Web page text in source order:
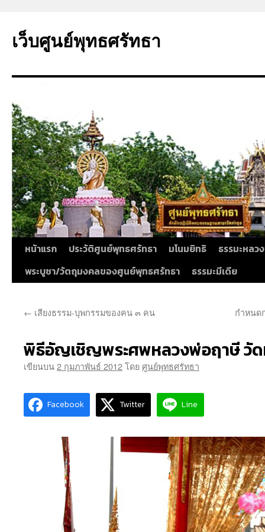
ยัง
เว็บศูนย์พุทธศรัทธา
หน้าแรก ประวัติศูนย์พุทธศรัทธา มโนมยิทธิ
ธรรมะหลว
พระบูชา/วัตถุมงคลของศูนย์พุทธศรัทธา
ธรรมะมีเดีย
← เสียงธรรม-บุพกรรมของคน ๓ คน กำหนด
พิธีอัญเชิญพระศพหลวงพ่อฤาษี วั
เขียนบน2 กุมภาพันธ์ 2012โดยศูนย์พุทธศรัทธา
Facebook Twitter Line